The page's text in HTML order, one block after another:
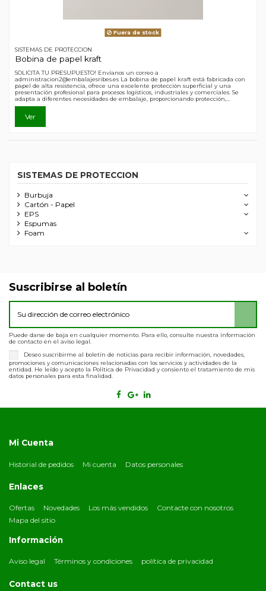
Fuera de stock
SISTEMAS DE PROTECCION
Bobina de papel kraft
SOLICITA TU PRESUPUESTO! Envíanos un correo a
administracion2@embalajesribes.es La bobina de papel kraft está fabricada con
papel de alta resistencia, ofrece una excelente protección superficial y una
presentación profesional para procesos logísticos, industriales y comerciales. Se
adapta a diferentes necesidades de embalaje, proporcionando protección,...
Ver
SISTEMAS DE PROTECCION
Burbuja
Cartón - Papel
EPS
Espumas
Foam
Suscribirse al boletín
Puede darse de baja en cualquier momento. Para ello, consulte nuestra información
de contacto en el aviso legal.
Deseo suscribirme al boletín de noticias para recibir información, novedades,
promociones y comunicaciones relacionadas con los servicios y actividades de la
entidad. He leído y acepto la Política de Privacidad y consiento el tratamiento de mis
datos personales para esta finalidad.
Mi Cuenta
Historial de pedidos Mi cuenta Datos personales
Enlaces
Ofertas Novedades Los más vendidos
Contacte con nosotros
Mapa del sitio
Información
Aviso legal Términos y condiciones política de privacidad
Contact us